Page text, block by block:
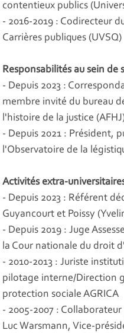
contentieux publics
- 2016-2019 : Codirecteur
Carrières publiques (UVSQ)
Responsabilités au sein de
- Depuis 2023 :
membre invité du bureau
l'histoire de la justice
- Depuis 2021 : Président,
l'Observatoire de la
Activités extra-
- Depuis 2023 : Référent
Guyancourt et Poissy
- Depuis 2019 : Juge
la Cour nationale du droit
- 2010-2013 : Juriste
pilotage interne/Direction
protection sociale AGRICA
- 2005-2007 :
Luc Warsmann, Vice-